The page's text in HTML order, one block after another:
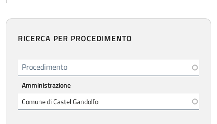
RICERCA PER PROCEDIMENTO
Procedimento
Amministrazione